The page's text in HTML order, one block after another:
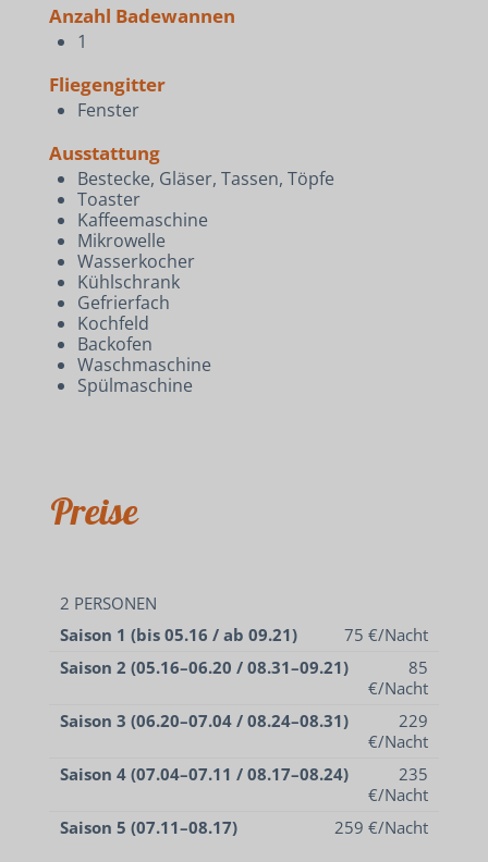
Anzahl Badewannen
1
Fliegengitter
Fenster
Ausstattung
Bestecke, Gläser, Tassen, Töpfe
Toaster
Kaffeemaschine
Mikrowelle
Wasserkocher
Kühlschrank
Gefrierfach
Kochfeld
Backofen
Waschmaschine
Spülmaschine
Preise
2 PERSONEN
Saison 1 (bis 05.16 / ab 09.21)
75 €/Nacht
Saison 2 (05.16–06.20 / 08.31–09.21)
85
€/Nacht
Saison 3 (06.20–07.04 / 08.24–08.31)
229
€/Nacht
Saison 4 (07.04–07.11 / 08.17–08.24)
235
€/Nacht
Saison 5 (07.11–08.17)
259 €/Nacht